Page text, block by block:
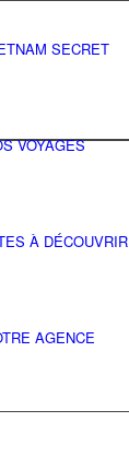
SECRET
VOYAGES
À DÉCOUVRIR
AGENCE